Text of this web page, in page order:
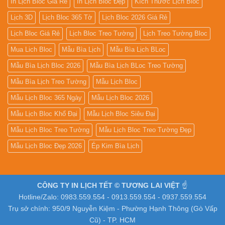
Lịch 3D Lịch Bloc 365 Tờ Lịch Bloc 2026 Giá Rẻ
Lịch Bloc Giá Rẻ Lịch Bloc Treo Tường Lịch Treo Tường Bloc
Mua Lich Bloc Mẫu Bìa Lịch Mẫu Bìa Lịch BLoc
Mẫu Bìa Lịch Bloc 2026 Mẫu Bìa Lịch BLoc Treo Tường
Mẫu Bìa Lịch Treo Tường Mẫu Lịch Bloc
Mẫu Lịch Bloc 365 Ngày Mẫu Lịch Bloc 2026
Mẫu Lịch Bloc Khổ Đại Mẫu Lịch Bloc Siêu Đại
Mẫu Lịch Bloc Treo Tường Mẫu Lịch Bloc Treo Tường Đẹp
Mẫu Lịch Bloc Đẹp 2026 Ép Kim Bìa Lịch
CÔNG TY IN LỊCH TẾT © TƯƠNG LAI VIỆT ☝️
Hotline/Zalo: 0983.559.554 - 0913.559.554 - 0937.559.554
Trụ sở chính: 950/9 Nguyễn Kiệm - Phường Hạnh Thông (Gò Vấp
Cũ) - TP. HCM